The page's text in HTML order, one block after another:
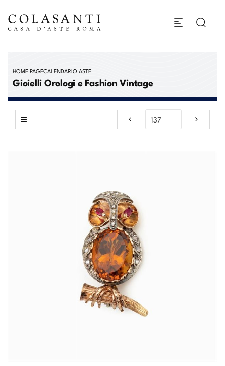
HOME PAGECALENDARIO ASTE
Gioielli Orologi e Fashion Vintage